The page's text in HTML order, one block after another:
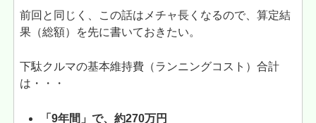
前回と同じく、この話はメチャ長くなるので、算定結
果（総額）を先に書いておきたい。
下駄クルマの基本維持費（ランニングコスト）合計
は・・・
「9年間」で、約270万円